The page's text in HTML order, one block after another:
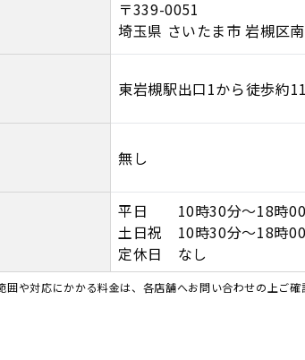
〒339-0051
埼玉県 さいたま市 岩槻区
東岩槻駅出口1から徒歩約
無し
平日 10時30分～18時
土日祝 10時30分～18時
定休日 なし
や対応にかかる料金は、各店舗へお問い合わせの上ご確